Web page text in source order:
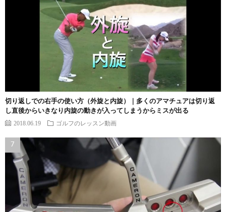
切り返しでの右手の使い方（外旋と内旋）｜多くのアマチュアは切り返
し直後からいきなり内旋の動きが入ってしまうからミスが出る
2018.06.19 ゴルフのレッスン動画